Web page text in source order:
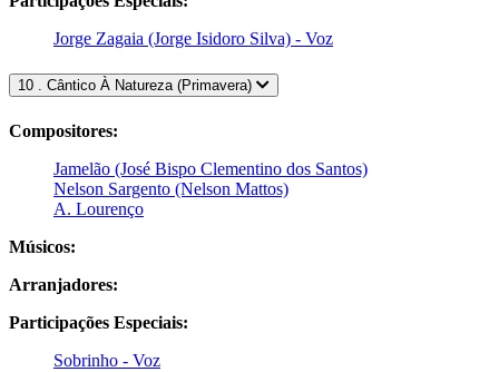
Jorge Zagaia (Jorge Isidoro Silva) - Voz
10 . Cântico À Natureza (Primavera)
Compositores:
Jamelão (José Bispo Clementino dos Santos)
Nelson Sargento (Nelson Mattos)
A. Lourenço
Músicos:
Arranjadores:
Participações Especiais:
Sobrinho - Voz